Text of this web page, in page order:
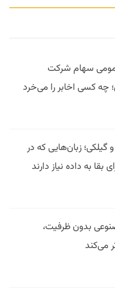
سهام شرکت
چه کسی اخابر را می‌خرد
گیلکی؛ زبان‌هایی که در
به داده نیاز دارند
بدون ظرفیت،
می‌کند